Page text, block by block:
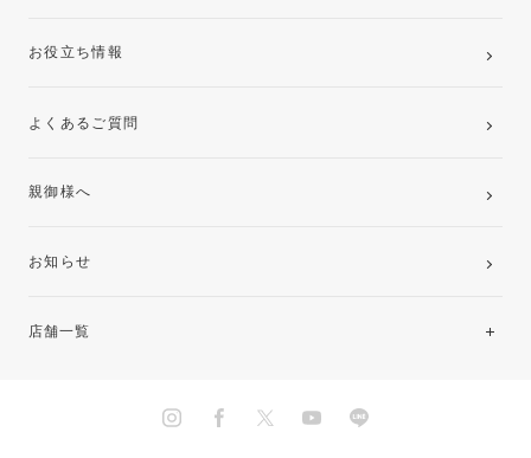
お役立ち情報
よくあるご質問
親御様へ
お知らせ
店舗一覧